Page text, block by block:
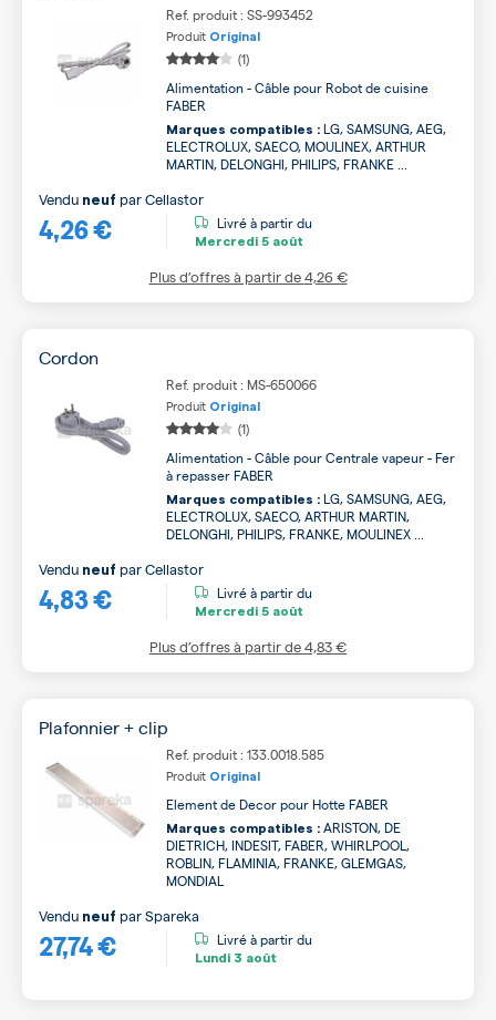
Ref. produit : SS-993452
Produit Original
(1)
Alimentation - Câble pour Robot de cuisine
FABER
Marques compatibles : LG, SAMSUNG, AEG,
ELECTROLUX, SAECO, MOULINEX, ARTHUR
MARTIN, DELONGHI, PHILIPS, FRANKE ...
4,26 €
Vendu neuf parCellastor
Livré à partir du
Mercredi 5 août
Plus d’offres à partir de4,26 €
Cordon
Ref. produit : MS-650066
Produit Original
(1)
Alimentation - Câble pour Centrale vapeur - Fer
à repasser FABER
Marques compatibles : LG, SAMSUNG, AEG,
ELECTROLUX, SAECO, ARTHUR MARTIN,
DELONGHI, PHILIPS, FRANKE, MOULINEX ...
4,83 €
Vendu neuf parCellastor
Livré à partir du
Mercredi 5 août
Plus d’offres à partir de4,83 €
Plafonnier + clip
Ref. produit : 133.0018.585
Produit Original
Element de Decor pour Hotte FABER
Marques compatibles : ARISTON, DE
DIETRICH, INDESIT, FABER, WHIRLPOOL,
ROBLIN, FLAMINIA, FRANKE, GLEMGAS,
MONDIAL
27,74 €
Vendu neuf parSpareka
Livré à partir du
Lundi 3 août